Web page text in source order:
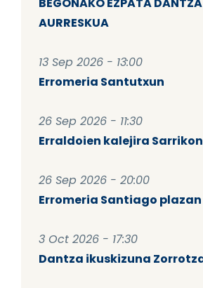
AURRESKUA
13 Sep 2026 - 13:00
Erromeria Santutxun
26 Sep 2026 - 11:30
Erraldoien kalejira Sarrikon
26 Sep 2026 - 20:00
Erromeria Santiago plazan
3 Oct 2026 - 17:30
Dantza ikuskizuna